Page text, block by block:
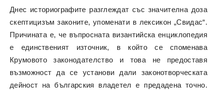
Днес историографите разглеждат със значителна доза
скептицизъм законите, упоменати в лексикон „Свидас“.
Причината е, че въпросната византийска енциклопедия
е единственият източник, в който се споменава
Крумовото законодателство и това не предоставя
възможност да се установи дали законотворческата
дейност на българския владетел е предадена точно.